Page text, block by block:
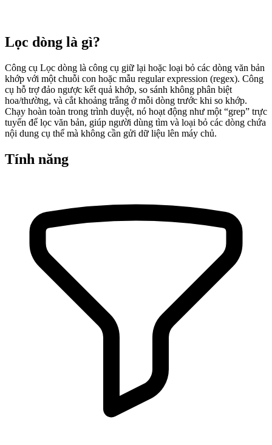
Lọc dòng là gì?
Công cụ Lọc dòng là công cụ giữ lại hoặc loại bỏ các dòng văn bản
khớp với một chuỗi con hoặc mẫu regular expression (regex). Công
cụ hỗ trợ đảo ngược kết quả khớp, so sánh không phân biệt
hoa/thường, và cắt khoảng trắng ở mỗi dòng trước khi so khớp.
Chạy hoàn toàn trong trình duyệt, nó hoạt động như một “grep” trực
tuyến để lọc văn bản, giúp người dùng tìm và loại bỏ các dòng chứa
nội dung cụ thể mà không cần gửi dữ liệu lên máy chủ.
Tính năng